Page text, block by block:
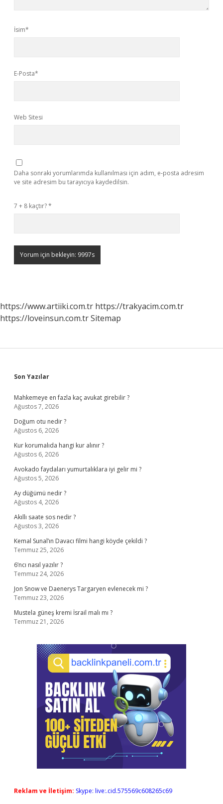
İsim*
E-Posta*
Web Sitesi
Daha sonraki yorumlarımda kullanılması için adım, e-posta adresim
ve site adresim bu tarayıcıya kaydedilsin.
7 + 8 kaçtır?*
https://www.artiiki.com.tr https://trakyacim.com.tr
https://loveinsun.com.trSitemap
Sidebar
Son Yazılar
Mahkemeye en fazla kaç avukat girebilir ?
Ağustos 7, 2026
Doğum otu nedir ?
Ağustos 6, 2026
Kur korumalıda hangi kur alınır ?
Ağustos 6, 2026
Avokado faydaları yumurtalıklara iyi gelir mi ?
Ağustos 5, 2026
Ay düğümü nedir ?
Ağustos 4, 2026
Akıllı saate sos nedir ?
Ağustos 3, 2026
Kemal Sunal’ın Davacı filmi hangi köyde çekildi ?
Temmuz 25, 2026
6’ncı nasıl yazılır ?
Temmuz 24, 2026
Jon Snow ve Daenerys Targaryen evlenecek mi ?
Temmuz 23, 2026
Mustela güneş kremi İsrail malı mı ?
Temmuz 21, 2026
Reklam ve İletişim: Skype: live:.cid.575569c608265c69